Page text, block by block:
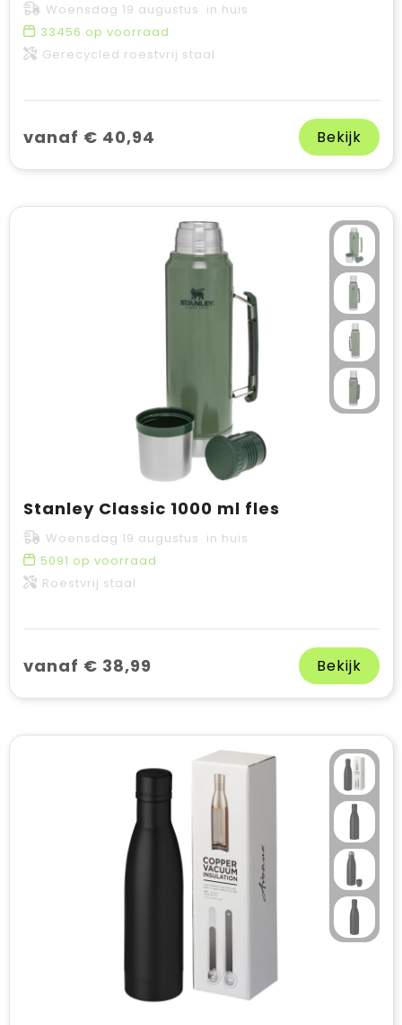
Woensdag 19 augustus in huis
33456 op voorraad
Gerecycled roestvrij staal
vanaf € 40,94 Bekijk
Stanley Classic 1000 ml fles
Woensdag 19 augustus in huis
5091 op voorraad
Roestvrij staal
vanaf € 38,99 Bekijk